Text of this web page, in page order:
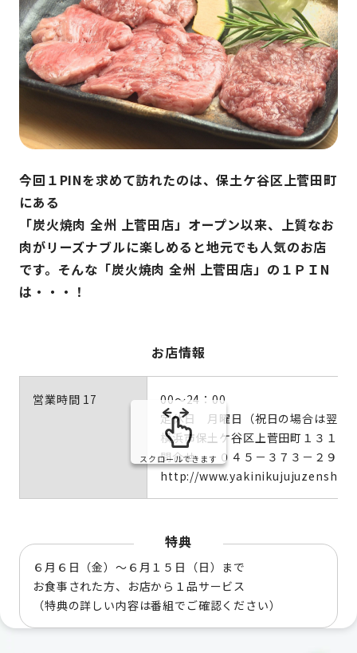
今回１PINを求めて訪れたのは、保土ケ谷区上菅田町
にある
「炭火焼肉 全州 上菅田店」オープン以来、上質なお
肉がリーズナブルに楽しめると地元でも人気のお店
です。そんな「炭火焼肉 全州 上菅田店」の１ＰＩN
は・・・！
お店情報
営業時間 17
00～24：00
定休日 月曜日（祝日の場合は翌火
横浜市保土ケ谷区上菅田町１３１６
問合せ ０４５－３７３－２９１
http://
スクロールできます
特典
６月６日（金）～６月１５日（日）まで
お食事された方、お店から１品サービス
（特典の詳しい内容は番組でご確認ください）